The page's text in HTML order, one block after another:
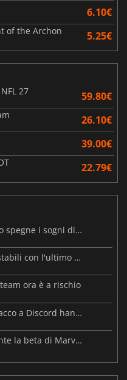
6.10€
of the Archon 5.25€
27
59.80€
26.10€
39.00€
22.79€
Steam Frame: il prezzo trapelato spegne i sogni di un VR economico
Palworld: Sunreach e boss più stabili con l'ultimo update
ora è a rischio
Le mappe dei malware e un attacco a Discord hanno colpito Meccha Chameleon
PlayStation Network in tilt durante la beta di Marvel Tōkon